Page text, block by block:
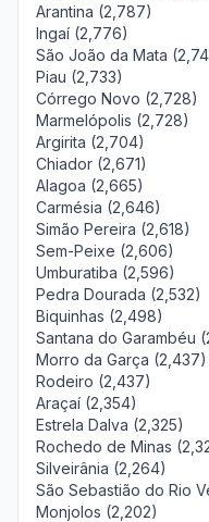
Arantina (2,787)
Ingaí (2,776)
São João da Mata
Piau (2,733)
Córrego Novo (2,728)
Marmelópolis (2,728)
Argirita (2,704)
Chiador (2,671)
Alagoa (2,665)
Carmésia (2,646)
Simão Pereira (2,618)
Sem-Peixe (2,606)
Umburatiba (2,596)
Pedra Dourada (2,532)
Biquinhas (2,498)
Santana do Garambéu
Morro da Garça (2,437)
Rodeiro (2,437)
Araçaí (2,354)
Estrela Dalva (2,325)
Rochedo de Minas
Silveirânia (2,264)
São Sebastião do Rio
Monjolos (2,202)